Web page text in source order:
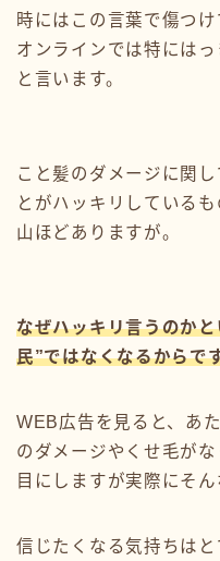
時にはこの言葉で傷つ
オンラインでは特には
と言います。
こと髪のダメージに関
とがハッキリしている
山ほどありますが。
なぜハッキリ言うのか
民”ではなくなるからで
WEB広告を見ると、あ
のダメージやくせ毛が
目にしますが実際にそ
信じたくなる気持ちは